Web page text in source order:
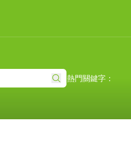
熱門關鍵字：